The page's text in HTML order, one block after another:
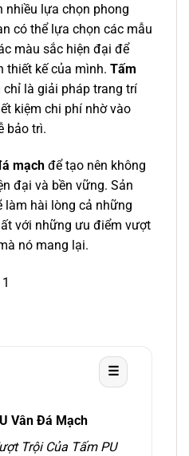
nhiều lựa chọn phong
có thể lựa chọn các mẫu
màu sắc hiện đại để
thiết kế của mình. Tấm
chỉ là giải pháp trang trí
kiệm chi phí nhờ vào
bảo trì.
mạch để tạo nên không
đại và bền vững. Sản
làm hài lòng cả những
với những ưu điểm vượt
nó mang lại.
☰
Vân Đá Mạch
Trội Của Tấm PU